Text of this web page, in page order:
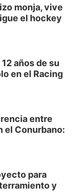
monja, vive
el hockey
años de su
en el Racing
entre
el Conurbano:
para
y